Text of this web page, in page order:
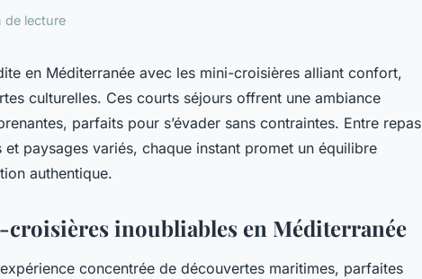
de lecture
en Méditerranée avec les mini-croisières alliant confort,
culturelles. Ces courts séjours offrent une ambiance
parfaits pour s’évader sans contraintes. Entre repas
paysages variés, chaque instant promet un équilibre
authentique.
inoubliables en Méditerranée
concentrée de découvertes maritimes, parfaites